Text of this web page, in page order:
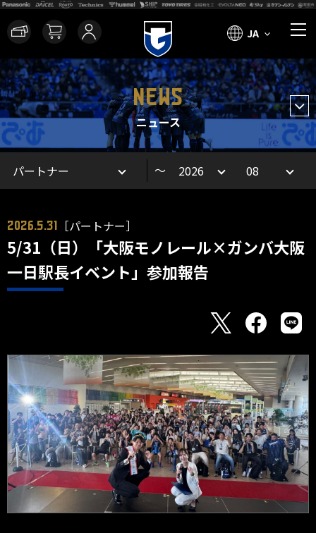
JA
NEWS
ニュース
～
2026.5.31 ［パートナー］
5/31（日）「大阪モノレール×ガンバ大阪
一日駅長イベント」参加報告